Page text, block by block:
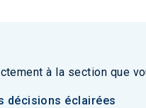
à la section que
décisions éclairées